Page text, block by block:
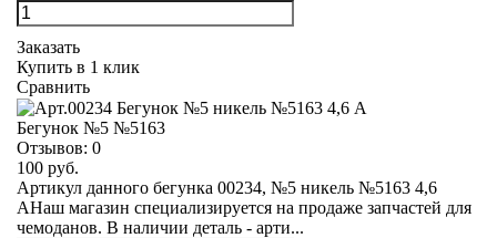
Заказать
Купить в 1 клик
Сравнить
Бегунок №5 №5163
Отзывов: 0
100 руб.
Артикул данного бегунка 00234, №5 никель №5163 4,6
АНаш магазин специализируется на продаже запчастей для
чемоданов. В наличии деталь - арти...